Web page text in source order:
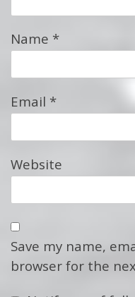
Name *
Email *
Website
Save my name,
browser for the